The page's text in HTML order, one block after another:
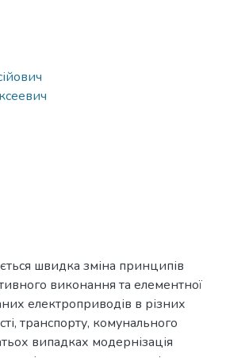
швидка зміна принципів
виконання та елементної
електроприводів в різних
транспорту, комунального
випадках модернізація